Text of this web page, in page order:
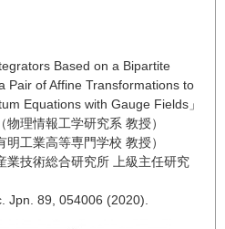
Based on a Bipartite
Pair of Affine Transformations to
Equations with Gauge Fields」
物理情報工学研究系 教授）
明工業高等専門学校 教授）
業技術総合研究所 上級主任研究
Jpn. 89, 054006 (2020).